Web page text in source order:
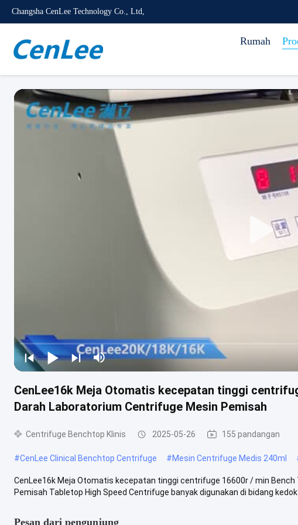
Changsha CenLee Technology Co., Ltd,
Rumah
CenLee16k Meja Otomatis kecepatan tinggi
Darah Laboratorium Centrifuge Mesin Pemisah
Centrifuge Benchtop Klinis 2025-05-26 155 pandangan
#CenLee Clinical Benchtop Centrifuge #Mesin Centrifuge Medis 240ml
CenLee16k Meja Otomatis kecepatan tinggi centrifuge 16600r / min
Pemisah Tabletop High Speed Centrifuge banyak digunakan di bidang
Pesan dari pengunjung